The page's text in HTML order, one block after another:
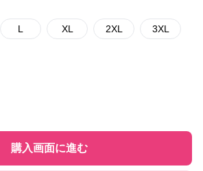
L XL 2XL 3XL
購入画面に進む